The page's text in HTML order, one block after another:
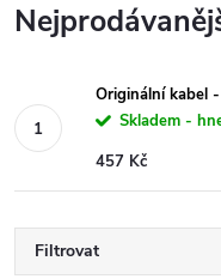
Originální kabel
Skladem -
457 Kč
Filtrovat